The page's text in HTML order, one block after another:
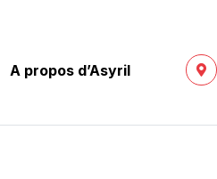
A propos d’Asyril